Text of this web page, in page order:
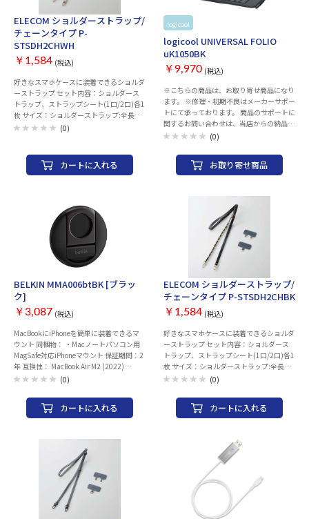
ELECOM ショルダーストラップ/
チェーンタイプ P-
STSDH2CHWH
￥1,584 (税込)
好きなスマホケースに装着できるショルダ
ーストラップ セット内容：ショルダース
トラップ、ストラップシート(1口/2口)各1
枚 サイズ：ショルダーストラップ:全長約
550～680mm、ストラップシー
ー：ホワイト 耐荷重：2.5kgまで ※250
ｇ以上の機器本体には使用しないでくださ
(0)
カートに入れる
logicool
logicool UNIVERSAL FOLIO
uK1050BK
￥9,970 (税込)
※こちらの商品は、お取り寄せ商品になり
ます。 ※修理・初期不良はメーカーサポー
トにて承っております。 商品のサポートに
関するお問い合わせは、当店からの納品書
をご用意いただき、 下記サポートにご連絡
ションセンター TEL: 050-3196-5644 営業
時間： 月曜日～金曜日（祝日を除く） 午
前９時～午後６時） ■本体サイズ 高さ x
/ Windows OS■以下のサイズの9〜10イ
ンチ タブレットに対応 高さ：229mm〜
261mm 幅：158mm〜185mm 奥行き：
最大10mm■接続タイプ： Bluetooth
3.0■撥水性： あり(ケース外側)なし(キー
ボードのキー)■スリープ/ウェイク磁石：
不要■クローズ磁石： 不要■カメラホー
ル： 不要■表示位置： 63度■磁気ヒン
ジ： 不要■インジケーターライト (LED)：
あり(Bluetoothおよび電源)■LCD 画面：
命： 500万回以上のキーストローク■特殊
キー： ショートカットキーの追加ファン
クション列 (メディアコントロール、音量
コントロール、スクリーンのロックおよび
検索を含む)■接続/電源：ON/OFFキーボ
池の詳細： Panasonic CR2032 電池 x 2■
電池寿命： 交換式コイン型電池の寿命は
24ヵ月**キーボードの電池寿命はオフィ
ロークを想定した計算に基づいています。
ユーザー環境によって異なる場合がありま
す。特殊キー： ショートカットキーの追加
ファンクション列 (メディアコントロー
ル、音量コントロール、スクリーンのロッ
クおよび検索を含む)
(0)
お取り寄せ商品
BELKIN MMA006btBK [ブラッ
ク]
￥3,087 (税込)
MacBookにiPhoneを簡単に装着できるマ
ウント 同梱物： ・Macノートパソコン用
MagSafe対応iPhoneマウント 保証期間：2
年 互換性： MacBook Air M2 (2022)
MacBook Pro 13 M2 (2022) MacBook Pro
MacBook Air 13 (2020) MacBook Air 13
M1 (2020) MacBook Air 13 (2018)
MacBook Pro 13 (2020) MacBook Pro 13
14 Pro Max iPhone 12 iPhone 12 mini
iPhone 12 Pro iPhone 12 Pro Max iPhone
13 iPhone 13 mini iPhone 13 Pro iPhone
(0)
カートに入れる
ELECOM ショルダーストラップ/
チェーンタイプ P-STSDH2CHBK
￥1,584 (税込)
好きなスマホケースに装着できるショルダ
ーストラップ セット内容：ショルダース
トラップ、ストラップシート(1口/2口)各1
枚 サイズ：ショルダーストラップ:全長約
550～680mm、ストラップシー
リエステル、亜鉛合金、合成皮革 カラ
ー：ブラック 耐荷重：2.5kgまで ※250
ｇ以上の機器本体には使用しないでくださ
(0)
カートに入れる